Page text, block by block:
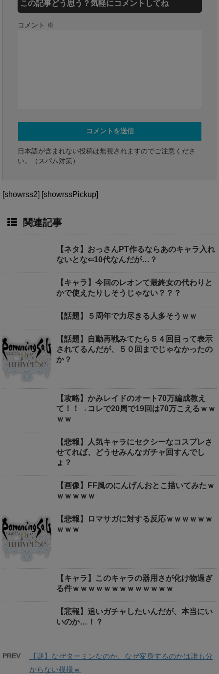
この記事どう思う？気軽にコメントしてね
コメント ※
日本語が含まれない投稿は無視されますのでご注意くださ
い。（スパム対策）
[showrss2] [showrssPickup]
関連記事
【ネタ】おっさんPT作るならあのキャラ入れ
ないとな⇐10代なんだが…？
【キャラ】今回のレオンて最終女の代わりと
かで使えたりしそうじゃない？？？
【話題】５周年で力尽きる人多そうｗｗ
【話題】自動再戦みてたら５４回目って表示
されてるんだが、５０回までじゃなかったの
か？
【攻略】かみレイドのオート70万編成教え
て！！→コレで20周で19回は70万こえるｗｗ
ｗｗ
【悲報】人気キャラにセクシーなコスプレさ
せてれば、どうせみんなガチャ回すんでし
ょ？
【画像】FF風のにんげんおとこ描いてみたｗ
ｗｗｗｗｗ
【悲報】ロマサガに対する反応ｗｗｗｗｗｗ
ｗｗｗ
【キャラ】このキャラの器用さが化け物過ぎ
る件ｗｗｗｗｗｗｗｗｗｗｗｗｗ
【悲報】追いガチャしたいんだが、本当にい
いのか…！？
PREV
【謎】なぜターミンなのか、なぜ変身するのかは誰も分
からない模様ｗ